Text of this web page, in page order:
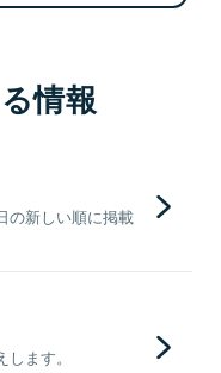
情報
の新しい順に掲載
ます。